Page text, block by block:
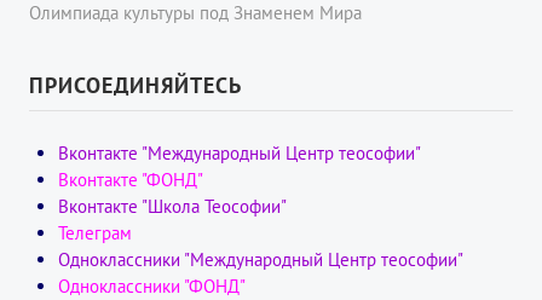
Олимпиада культуры под Знаменем Мира
ПРИСОЕДИНЯЙТЕСЬ
Вконтакте "Международный Центр теософии"
Вконтакте "ФОНД"
Вконтакте "Школа Теософии"
Телеграм
Одноклассники "Международный Центр теософии"
Одноклассники "ФОНД"